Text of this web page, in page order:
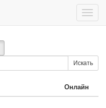
Toggle
Искать
Онлайн